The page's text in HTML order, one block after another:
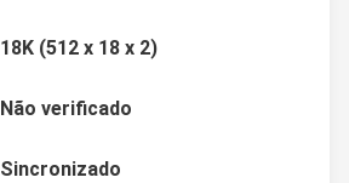
18K (512 x 18 x 2)
Não verificado
Sincronizado